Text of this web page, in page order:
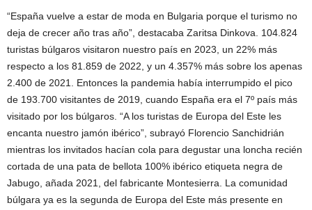
“España vuelve a estar de moda en Bulgaria porque el turismo no
deja de crecer año tras año”, destacaba Zaritsa Dinkova. 104.824
turistas búlgaros visitaron nuestro país en 2023, un 22% más
respecto a los 81.859 de 2022, y un 4.357% más sobre los apenas
2.400 de 2021. Entonces la pandemia había interrumpido el pico
de 193.700 visitantes de 2019, cuando España era el 7º país más
visitado por los búlgaros. “A los turistas de Europa del Este les
encanta nuestro jamón ibérico”, subrayó Florencio Sanchidrián
mientras los invitados hacían cola para degustar una loncha recién
cortada de una pata de bellota 100% ibérico etiqueta negra de
Jabugo, añada 2021, del fabricante Montesierra. La comunidad
búlgara ya es la segunda de Europa del Este más presente en